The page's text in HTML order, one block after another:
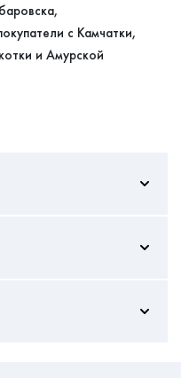
с Камчатки,
и Амурской
Выше средней
первым
может оставлять